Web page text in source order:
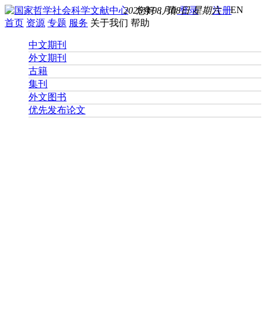
您好， 请登录 注册EN
2026年08月08日 星期六
首页 资源 专题 服务 关于我们 帮助
中文期刊
外文期刊
古籍
集刊
外文图书
优先发布论文